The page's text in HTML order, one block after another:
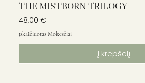
THE MISTBORN TRILOGY
Kaina
48,00 €
įskaičiuotas Mokesčiai
Į krepšelį